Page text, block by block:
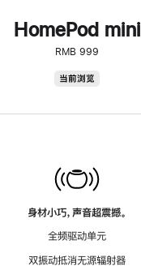
HomePod mini
RMB 999
当前浏览
身材小巧，声音超震撼。
全频驱动单元
双振动抵消无源辐射器